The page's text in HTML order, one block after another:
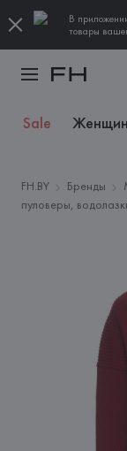
В
товары
Sale
FH.BY Бренды
пуловеры,